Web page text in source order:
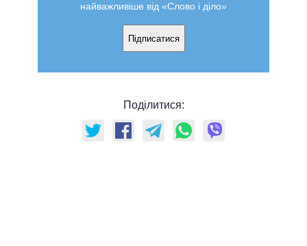
найважливіше від «Слово і діло»
Підписатися
Поділитися: